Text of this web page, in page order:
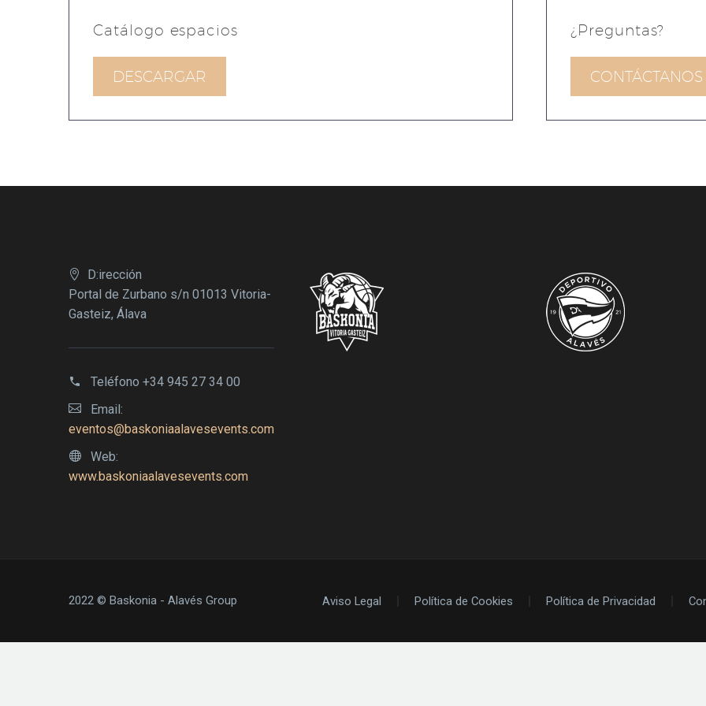
Catálogo espacios
DESCARGAR
¿Preguntas?
CONTÁCTANOS
D:irección
Portal de Zurbano s/n 01013 Vitoria-
Gasteiz, Álava
Teléfono +34 945 27 34 00
Email:
eventos@baskoniaalavesevents.com
Web:
www.baskoniaalavesevents.com
Aviso Legal Política de Cookies Política de Privacidad
2022 © Baskonia - Alavés Group